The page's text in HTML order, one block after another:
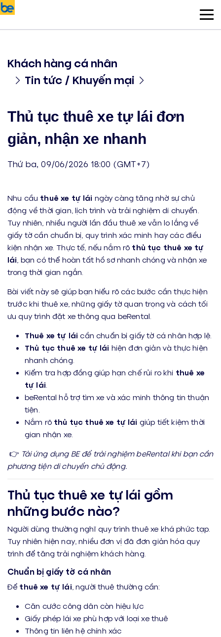
Khách hàng cá nhân
Tin tức / Khuyến mại
Thủ tục thuê xe tự lái đơn
giản, nhận xe nhanh
Thứ ba, 09/06/2026 18:00 (GMT+7)
Nhu cầu thuê xe tự lái ngày càng tăng nhờ sự chủ
động về thời gian, lịch trình và trải nghiệm di chuyển.
Tuy nhiên, nhiều người lần đầu thuê xe vẫn lo lắng về
giấy tờ cần chuẩn bị, quy trình xác minh hay các điều
kiện nhận xe. Thực tế, nếu nắm rõ thủ tục thuê xe tự
lái , bạn có thể hoàn tất hồ sơ nhanh chóng và nhận xe
trong thời gian ngắn.
Bài viết này sẽ giúp bạn hiểu rõ các bước cần thực hiện
trước khi thuê xe, những giấy tờ quan trọng và cách tối
ưu quy trình đặt xe thông qua beRental.
Thuê xe tự lái cần chuẩn bị giấy tờ cá nhân hợp lệ.
Thủ tục thuê xe tự lái hiện đơn giản và thực hiện
nhanh chóng.
Kiểm tra hợp đồng giúp hạn chế rủi ro khi thuê xe
tự lái
beRental hỗ trợ tìm xe và xác minh thông tin thuận
tiện.
Nắm rõ thủ tục thuê xe tự lái giúp tiết kiệm thời
gian nhận xe.
👉 Tải ứng dụng BE để trải nghiệm beRental khi bạn cần
phương tiện di chuyển chủ động.
Thủ tục thuê xe tự lái gồm
những bước nào?
Người dùng thường nghĩ quy trình thuê xe khá phức tạp.
Tuy nhiên hiện nay, nhiều đơn vị đã đơn giản hóa quy
trình để tăng trải nghiệm khách hàng.
Chuẩn bị giấy tờ cá nhân
Để thuê xe tự lái , người thuê thường cần:
Căn cước công dân còn hiệu lực
Giấy phép lái xe phù hợp với loại xe thuê
Thông tin liên hệ chính xác